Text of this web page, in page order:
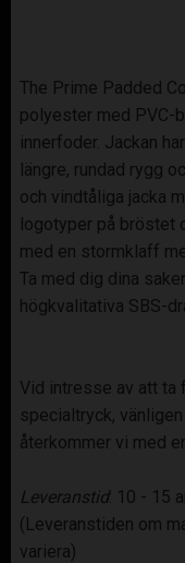
The Prime Padded
polyester med PVC-
innerfoder. Jackan
längre, rundad rygg
och vindtåliga jacka
logotyper på bröstet
med en stormklaff
Ta med dig dina
högkvalitativa SBS-
Vid intresse av att ta
specialtryck,
återkommer vi med
Leveranstid: 10 - 15
(Leveranstiden om
variera)